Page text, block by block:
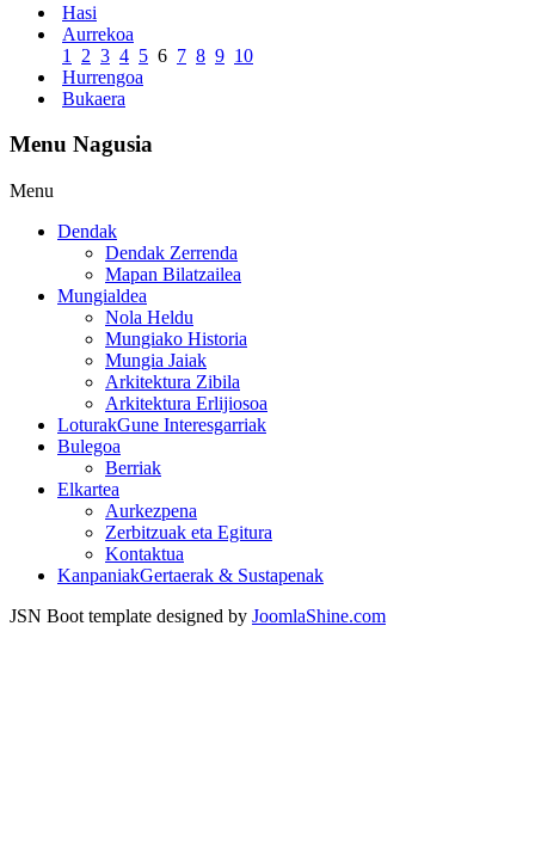
Hasi
Aurrekoa
1
2 3 4 5 6 7 8 9 10
Hurrengoa
Bukaera
Menu Nagusia
Menu
Dendak
Dendak Zerrenda
Mapan Bilatzailea
Mungialdea
Nola Heldu
Mungiako Historia
Mungia Jaiak
Arkitektura Zibila
Arkitektura Erlijiosoa
LoturakGune Interesgarriak
Bulegoa
Berriak
Elkartea
Aurkezpena
Zerbitzuak eta Egitura
Kontaktua
KanpaniakGertaerak & Sustapenak
JSN Boot template designed by JoomlaShine.com